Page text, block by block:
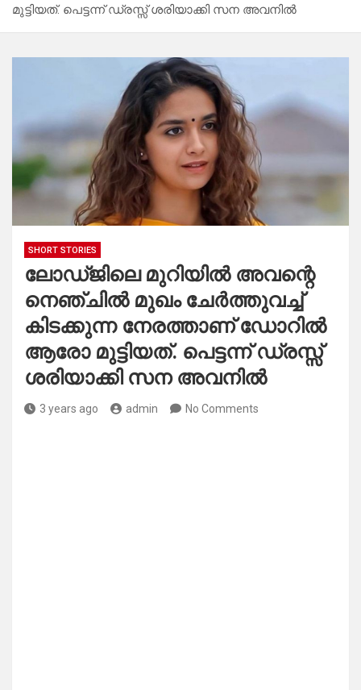
മുട്ടിയത്. പെട്ടന്ന് ഡ്രസ്സ്‌ ശരിയാക്കി സന അവനിൽ
SHORT STORIES
ലോഡ്ജിലെ മുറിയിൽ അവന്റെ
നെഞ്ചിൽ മുഖം ചേർത്തുവച്ച്
കിടക്കുന്ന നേരത്താണ് ഡോറിൽ
ആരോ മുട്ടിയത്. പെട്ടന്ന് ഡ്രസ്സ്‌
ശരിയാക്കി സന അവനിൽ
3 years ago admin No Comments